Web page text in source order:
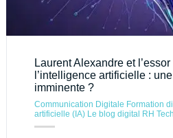
Laurent Alexandre et
l’intelligence artificielle :
imminente ?
Communication Digitale Formation
artificielle (IA) Le blog digital RH